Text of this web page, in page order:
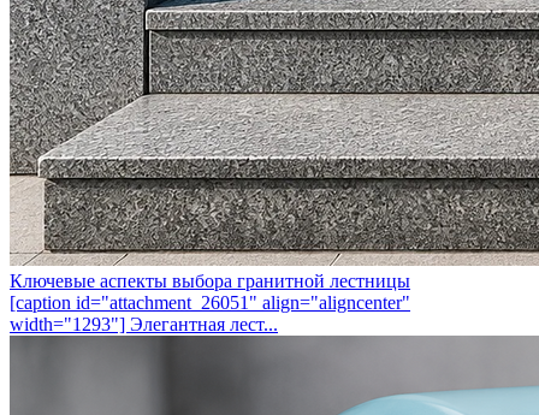
Ключевые аспекты выбора гранитной лестницы
[caption id="attachment_26051" align="aligncenter"
width="1293"] Элегантная лест...